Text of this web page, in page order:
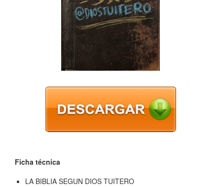
Ficha técnica
LA BIBLIA SEGUN DIOS TUITERO